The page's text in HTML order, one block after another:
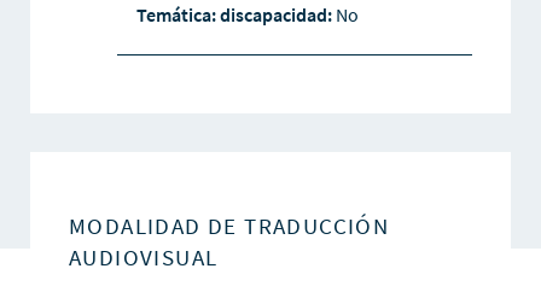
Temática: discapacidad: No
MODALIDAD DE TRADUCCIÓN
AUDIOVISUAL